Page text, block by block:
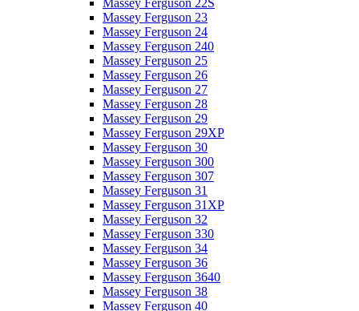
Massey Ferguson 22S
Massey Ferguson 23
Massey Ferguson 24
Massey Ferguson 240
Massey Ferguson 25
Massey Ferguson 26
Massey Ferguson 27
Massey Ferguson 28
Massey Ferguson 29
Massey Ferguson 29XP
Massey Ferguson 30
Massey Ferguson 300
Massey Ferguson 307
Massey Ferguson 31
Massey Ferguson 31XP
Massey Ferguson 32
Massey Ferguson 330
Massey Ferguson 34
Massey Ferguson 36
Massey Ferguson 3640
Massey Ferguson 38
Massey Ferguson 40